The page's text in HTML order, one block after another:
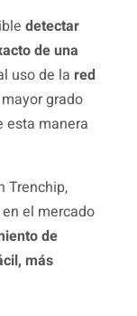
detectar
de una
uso de la red
grado
esta manera
Trenchip,
el mercado
de
más